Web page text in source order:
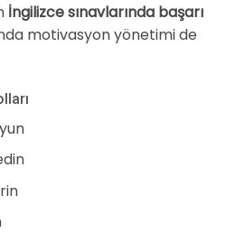
İngilizce sınavlarında başarı
motivasyon yönetimi de